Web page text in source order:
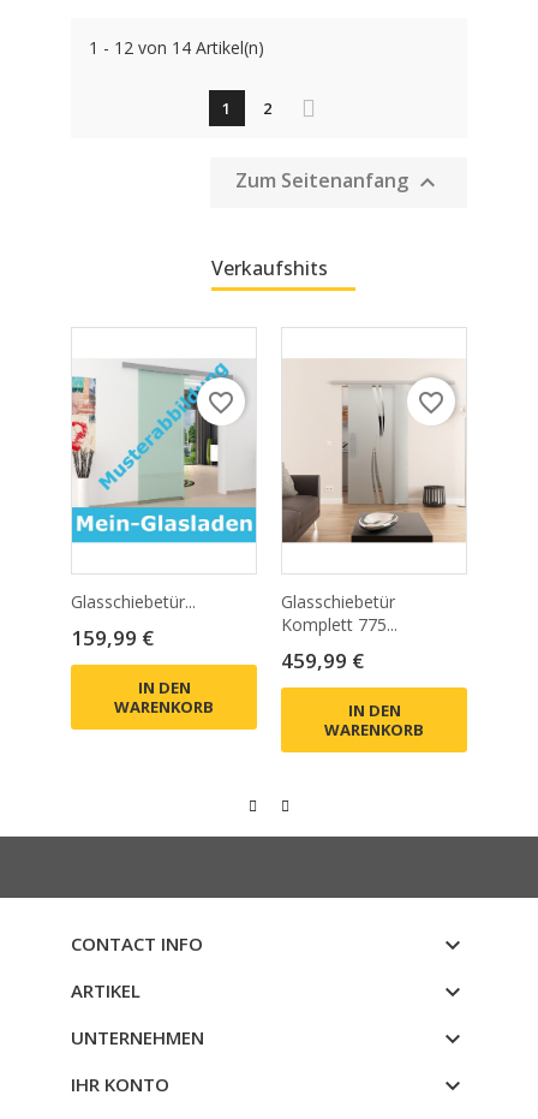
1 - 12 von 14 Artikel(n)
1 2
Zum Seitenanfang 
Verkaufshits
Glasschiebetür...
Preis
159,99 €
IN DEN
WARENKORB
favorite_border
Glasschiebetür
Komplett 775...
Preis
459,99 €
IN DEN
WARENKORB
favorite_border
CONTACT INFO 
ARTIKEL 
UNTERNEHMEN 
IHR KONTO 